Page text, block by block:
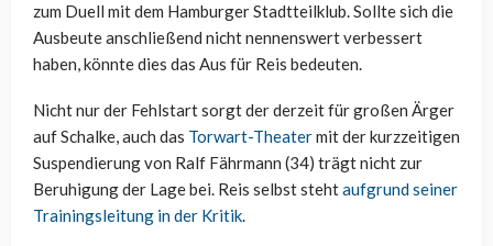
zum Duell mit dem Hamburger Stadtteilklub. Sollte sich die
Ausbeute anschließend nicht nennenswert verbessert
haben, könnte dies das Aus für Reis bedeuten.
Nicht nur der Fehlstart sorgt der derzeit für großen Ärger
auf Schalke, auch das Torwart-Theatermit der kurzzeitigen
Suspendierung von Ralf Fährmann (34) trägt nicht zur
Beruhigung der Lage bei. Reis selbst stehtaufgrund seiner
Trainingsleitung in der Kritik.